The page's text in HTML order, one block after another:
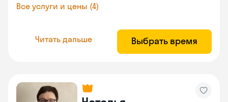
Все услуги и цены (4)
Читать дальше Выбрать время